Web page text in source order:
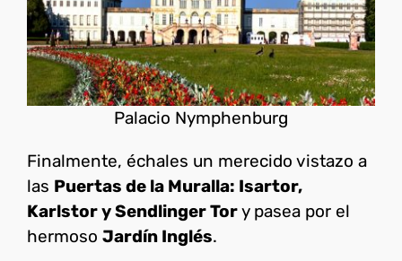
Palacio Nymphenburg
Finalmente, échales un merecido vistazo a
las Puertas de la Muralla: Isartor,
Karlstor y Sendlinger Tory pasea por el
hermoso Jardín Inglés.